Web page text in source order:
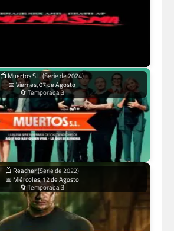
📺 Muertos S.L.(Serie de 2024)
📅 Viernes, 07 de Agosto
🔄 Temporada 3
📺 Reacher(Serie de 2022)
📅 Miércoles, 12 de Agosto
🔄 Temporada 3